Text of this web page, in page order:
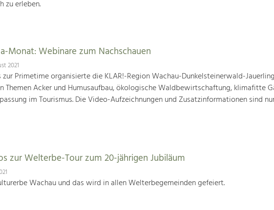
zu erleben.
Monat: Webinare zum Nachschauen
2021
Primetime organisierte die KLAR!-Region Wachau-Dunkelsteinerwald-
Themen Acker und Humusaufbau, ökologische Waldbewirtschaftung, klimafitte
im Tourismus. Die Video-Aufzeichnungen und Zusatzinformationen sind
zur Welterbe-Tour zum 20-jährigen Jubiläum
Wachau und das wird in allen Welterbegemeinden gefeiert.